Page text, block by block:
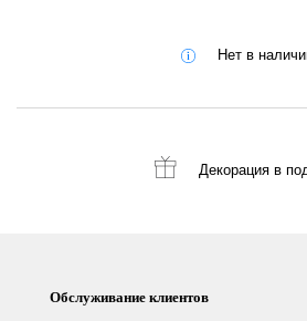
Нет в
Декорация в
Обслуживание клиентов